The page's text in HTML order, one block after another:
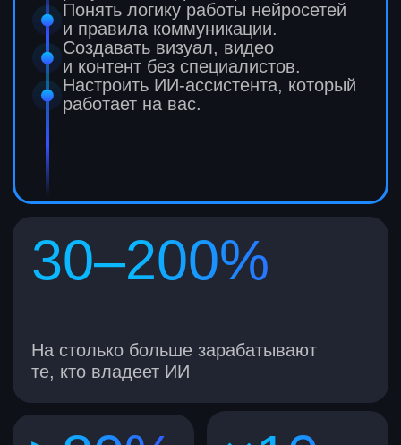
Оставьте заявку и получите
консультацию по курсу
от эксперта по ИИ
Даю согласие на обработку
персональных данных
Неважно, хотите ли вы усилить навыки
для текущей работы или построить
Кому подойдет курс